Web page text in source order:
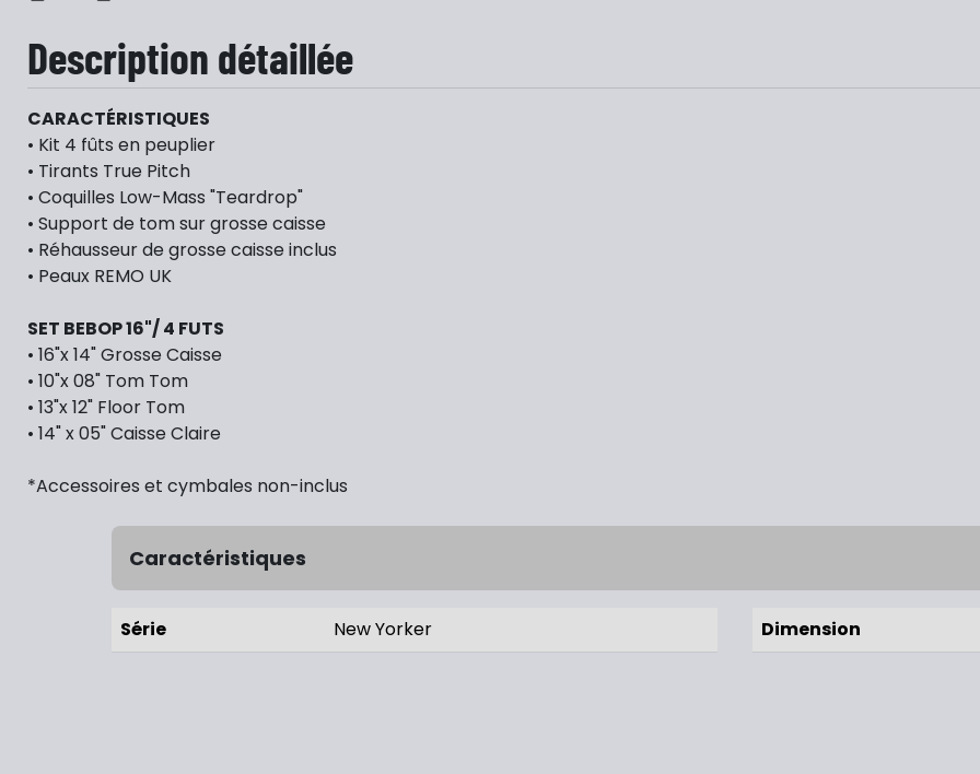
Description détaillée
CARACTÉRISTIQUES
• Kit 4 fûts en peuplier
• Tirants True Pitch
• Coquilles Low-Mass "Teardrop"
• Support de tom sur grosse caisse
• Réhausseur de grosse caisse inclus
• Peaux REMO UK
SET BEBOP 16"/ 4 FUTS
• 16"x 14" Grosse Caisse
• 10"x 08" Tom Tom
• 13"x 12" Floor Tom
• 14" x 05" Caisse Claire
*Accessoires et cymbales non-inclus
Caractéristiques
Série New Yorker Dimension